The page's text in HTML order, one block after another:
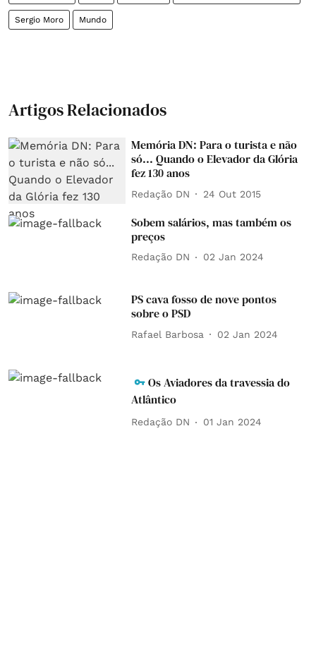
Sergio Moro Mundo
Artigos Relacionados
Memória DN: Para o turista e não
só... Quando o Elevador da Glória
fez 130 anos
Redação DN 24 Out 2015
Sobem salários, mas também os
preços
Redação DN 02 Jan 2024
PS cava fosso de nove pontos
sobre o PSD
Rafael Barbosa 02 Jan 2024
Os Aviadores da travessia do
Atlântico
Redação DN 01 Jan 2024